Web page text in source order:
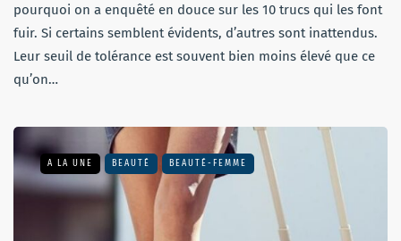
pourquoi on a enquêté en douce sur les 10 trucs qui les font
fuir. Si certains semblent évidents, d’autres sont inattendus.
Leur seuil de tolérance est souvent bien moins élevé que ce
qu’on…
A LA UNE BEAUTÉ BEAUTÉ-FEMME